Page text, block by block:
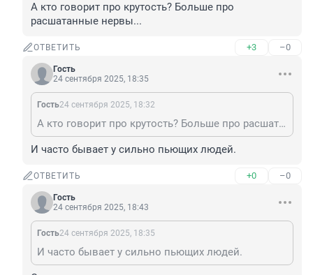
А кто говорит про крутость? Больше про
расшатанные нервы...
ОТВЕТИТЬ +3 –0
Гость
24 сентября 2025, 18:35
Гость24 сентября 2025, 18:32
А кто говорит про крутость? Больше про расшатанные нервы...
И часто бывает у сильно пьющих людей.
ОТВЕТИТЬ +0 –0
Гость
24 сентября 2025, 18:43
Гость24 сентября 2025, 18:35
И часто бывает у сильно пьющих людей.